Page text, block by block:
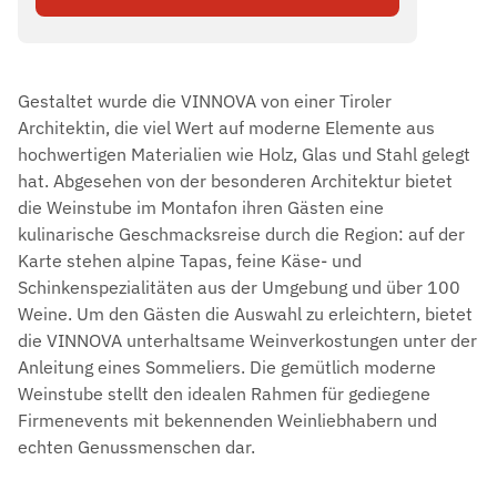
Gestaltet wurde die VINNOVA von einer Tiroler
Architektin, die viel Wert auf moderne Elemente aus
hochwertigen Materialien wie Holz, Glas und Stahl gelegt
hat. Abgesehen von der besonderen Architektur bietet
die Weinstube im Montafon ihren Gästen eine
kulinarische Geschmacksreise durch die Region: auf der
Karte stehen alpine Tapas, feine Käse- und
Schinkenspezialitäten aus der Umgebung und über 100
Weine. Um den Gästen die Auswahl zu erleichtern, bietet
die VINNOVA unterhaltsame Weinverkostungen unter der
Anleitung eines Sommeliers. Die gemütlich moderne
Weinstube stellt den idealen Rahmen für gediegene
Firmenevents mit bekennenden Weinliebhabern und
echten Genussmenschen dar.